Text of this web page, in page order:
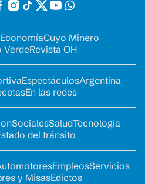
EconomíaCuyo Minero
VerdeRevista OH
EspectáculosArgentina
En las redes
SocialesSaludTecnología
del tránsito
EmpleosServicios
y MisasEdictos